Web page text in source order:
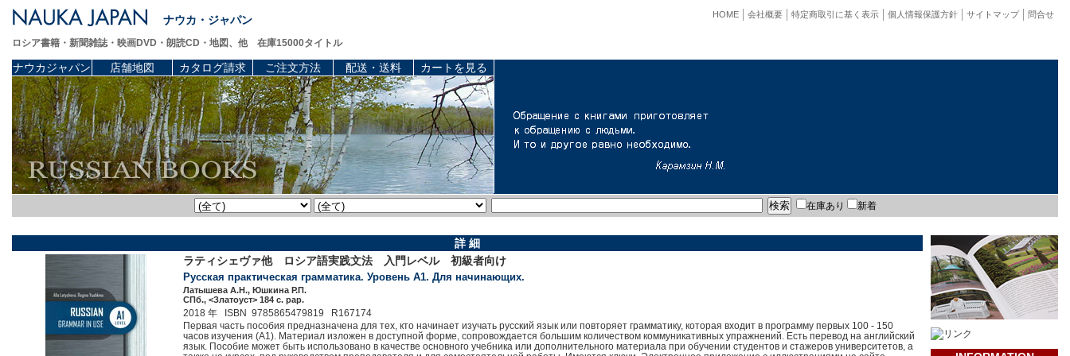
ナウカ・ジャパン 問合せ
サイトマップ
個人情報保護方針
特定商取引に基く表示
会社概要
HOME
ロシア書籍・新聞雑誌・映画DVD・朗読CD・地図、他 在庫15000タイトル
ナウカジャパン 店舗地図 カタログ請求 ご注文方法 配送・送料 カートを見る
在庫あり 新着
詳 細
ラティシェヴァ他 ロシア語実践文法 入門レベル 初級者向け
Русская практическая грамматика. Уровень А1. Для начинающих.
Латышева А.Н., Юшкина Р.П.
СПб., <Златоуст> 184 c. pap.
2018 年 ISBN 9785865479819 R167174
Первая часть пособия предназначена для тех, кто начинает изучать русский язык или повторяет грамматику, которая входит в программу первых 100 - 150
часов изучения (А1). Материал изложен в доступной форме, сопровождается большим количеством коммуникативных упражнений. Есть перевод на английский
язык. Пособие может быть использовано в качестве основного учебника или дополнительного материала при обучении студентов и стажеров университетов, а